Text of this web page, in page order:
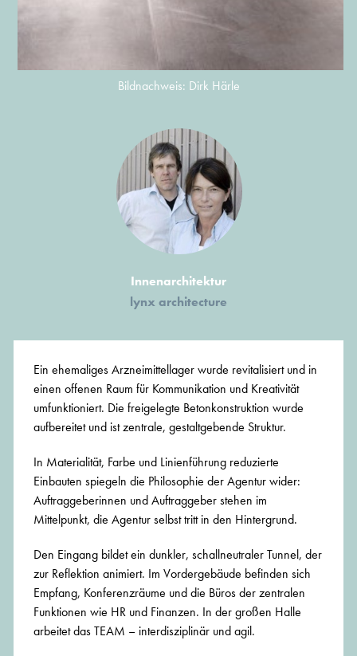
Bildnachweis: Dirk Härle
Innenarchitektur
lynx architecture
Ein ehemaliges Arzneimittellager wurde revitalisiert und in
einen offenen Raum für Kommunikation und Kreativität
umfunktioniert. Die freigelegte Betonkonstruktion wurde
aufbereitet und ist zentrale, gestaltgebende Struktur.
In Materialität, Farbe und Linienführung reduzierte
Einbauten spiegeln die Philosophie der Agentur wider:
Auftraggeberinnen und Auftraggeber stehen im
Mittelpunkt, die Agentur selbst tritt in den Hintergrund.
Den Eingang bildet ein dunkler, schallneutraler Tunnel, der
zur Reflektion animiert. Im Vordergebäude befinden sich
Empfang, Konferenzräume und die Büros der zentralen
Funktionen wie HR und Finanzen. In der großen Halle
arbeitet das TEAM – interdisziplinär und agil.